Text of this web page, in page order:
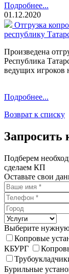
Подробнее...
01.12.2020
Отгрузка
республику
Произведена
Республика
ведущих игроков
Подробнее...
Возврат к списку
Запросить
Подберем
сделаем КП
Оставьте свои
Выберите
Копровые
КБУРГ
Бурильные